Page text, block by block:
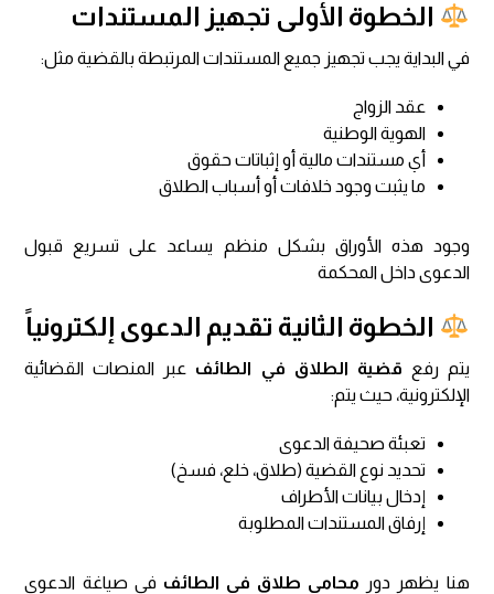
الخطوة الأولى تجهيز المستندات
في البداية يجب تجهيز جميع المستندات المرتبطة بالقضية مثل:
عقد الزواج
الهوية الوطنية
أي مستندات مالية أو إثباتات حقوق
ما يثبت وجود خلافات أو أسباب الطلاق
وجود هذه الأوراق بشكل منظم يساعد على تسريع قبول
الدعوى داخل المحكمة
الخطوة الثانية تقديم الدعوى إلكترونياً
يتم رفع قضية الطلاق في الطائف عبر المنصات القضائية
الإلكترونية، حيث يتم:
تعبئة صحيفة الدعوى
تحديد نوع القضية (طلاق، خلع، فسخ)
إدخال بيانات الأطراف
إرفاق المستندات المطلوبة
هنا يظهر دور محامي طلاق في الطائف في صياغة الدعوى